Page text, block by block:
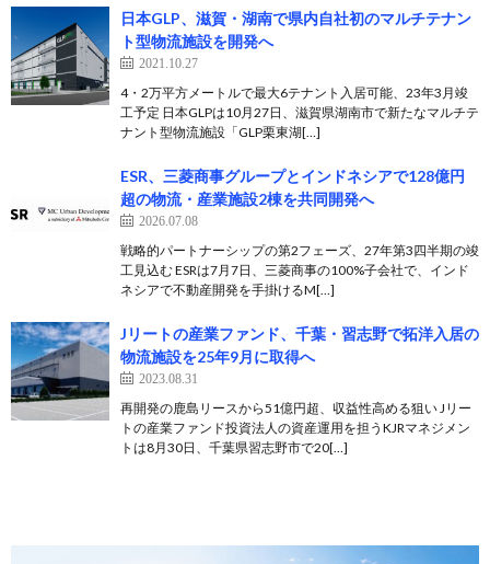
日本GLP、滋賀・湖南で県内自社初のマルチテナン
ト型物流施設を開発へ
2021.10.27
4・2万平方メートルで最大6テナント入居可能、23年3月竣
工予定 日本GLPは10月27日、滋賀県湖南市で新たなマルチテ
ナント型物流施設「GLP栗東湖[…]
ESR、三菱商事グループとインドネシアで128億円
超の物流・産業施設2棟を共同開発へ
2026.07.08
戦略的パートナーシップの第2フェーズ、27年第3四半期の竣
工見込む ESRは7月7日、三菱商事の100%子会社で、インド
ネシアで不動産開発を手掛けるM[…]
Jリートの産業ファンド、千葉・習志野で拓洋入居の
物流施設を25年9月に取得へ
2023.08.31
再開発の鹿島リースから51億円超、収益性高める狙い Jリー
トの産業ファンド投資法人の資産運用を担うKJRマネジメン
トは8月30日、千葉県習志野市で20[…]